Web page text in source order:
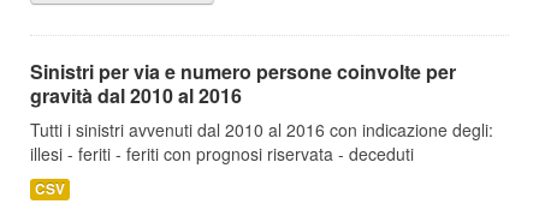
Sinistri per via e numero persone coinvolte per
gravità dal 2010 al 2016
Tutti i sinistri avvenuti dal 2010 al 2016 con indicazione degli:
illesi - feriti - feriti con prognosi riservata - deceduti
CSV